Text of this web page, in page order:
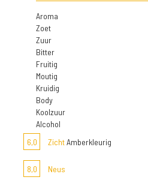
Aroma
Zoet
Zuur
Bitter
Fruitig
Moutig
Kruidig
Body
Koolzuur
Alcohol
6,0
ZichtAmberkleurig
8,0 Neus